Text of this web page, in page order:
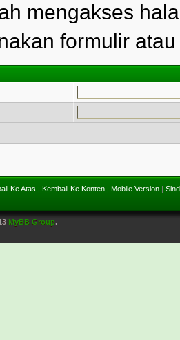
mengakses
formulir
Ke Atas | Kembali Ke Konten | Mobile Version |
MyBB Group.